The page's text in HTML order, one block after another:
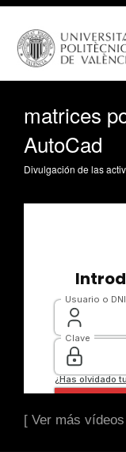
matrices
AutoCad
[ Ver más